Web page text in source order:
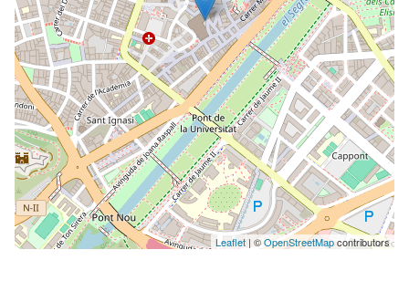
Leaflet | ©OpenStreetMapcontributors